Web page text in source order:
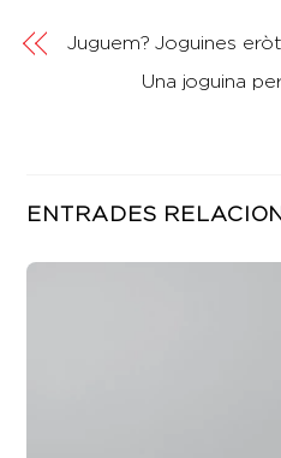
Juguem? Joguines
Una joguina
ENTRADES